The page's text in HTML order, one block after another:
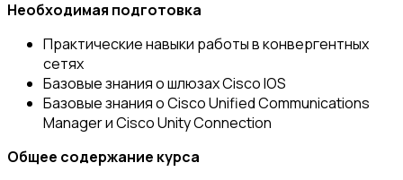
Необходимая подготовка
Практические навыки работы в конвергентных
сетях
Базовые знания о шлюзах Cisco IOS
Базовые знания о Cisco Unified Communications
Manager и Cisco Unity Connection
Общее содержание курса